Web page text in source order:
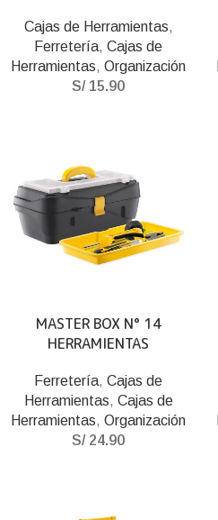
Cajas de Herramientas,
Ferretería, Cajas de
Herramientas, Organización
S/15.90
MASTER BOX N° 14
HERRAMIENTAS
Ferretería, Cajas de
Herramientas, Cajas de
Herramientas, Organización
S/24.90